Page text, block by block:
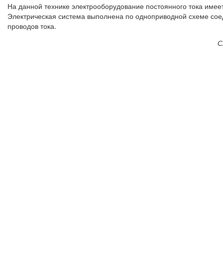
На данной технике электрооборудование постоянного тока
Электрическая система выполнена по одноприводной схеме
проводов тока.